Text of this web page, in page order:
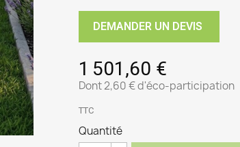
DEMANDER UN DEVIS
1 501,60 €
Dont 2,60 € d'éco-participation
TTC
Quantité